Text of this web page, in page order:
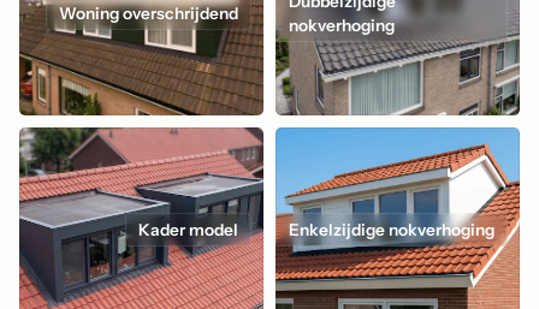
Woning overschrijdend
nokverhoging
Kader model Enkelzijdige nokverhoging